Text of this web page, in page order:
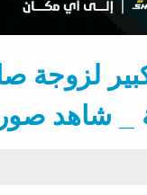
لزوجة
_ شاهد صور